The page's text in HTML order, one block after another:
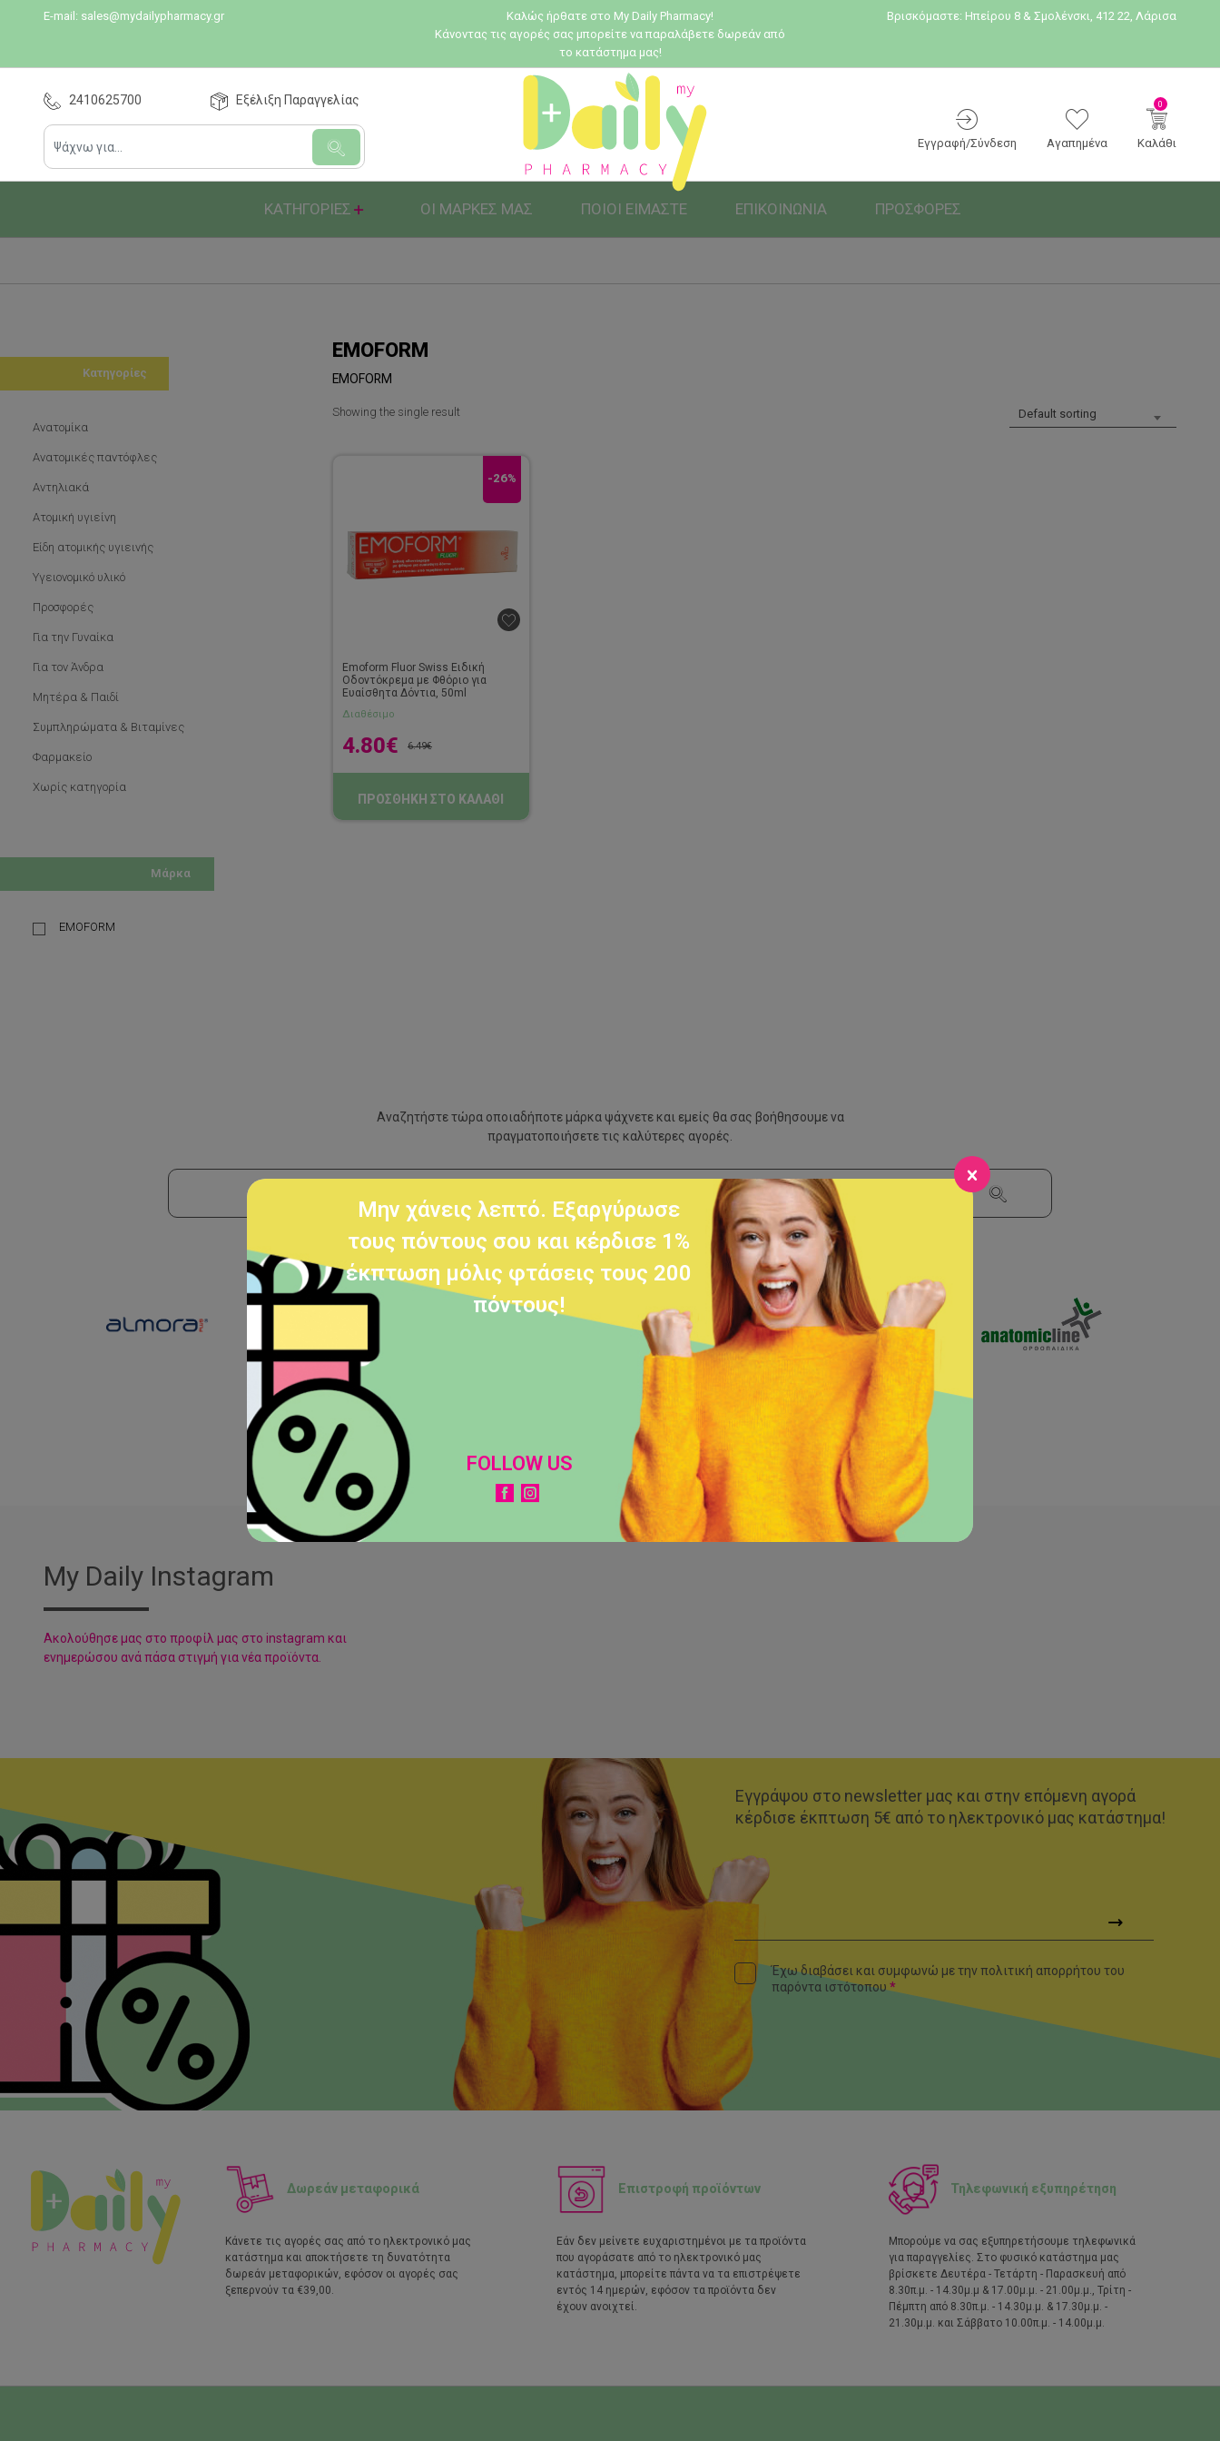
E-mail: sales@mydailypharmacy.gr
Καλώς ήρθατε στο My Daily Pharmacy!
Κάνοντας τις αγορές σας μπορείτε να παραλάβετε δωρεάν από
το κατάστημα μας!
Βρισκόμαστε: Ηπείρου 8 & Σμολένσκι, 412 22, Λάρισα
2410625700 Εξέλιξη Παραγγελίας
Εγγραφή/Σύνδεση Αγαπημένα
0
Καλάθι
ΚΑΤΗΓΟΡΙΕΣ ΟΙ ΜΑΡΚΕΣ ΜΑΣ ΠΟΙΟΙ ΕΙΜΑΣΤΕ ΕΠΙΚΟΙΝΩΝΙΑ ΠΡΟΣΦΟΡΕΣ
EMOFORM
EMOFORM
Showing the single result Default sorting
-26%
Emoform Fluor Swiss Ειδική
Οδοντόκρεμα με Φθόριο για
Ευαίσθητα Δόντια, 50ml
Διαθέσιμο
6.49€
4.80€
ΠΡΟΣΘΗΚΗ ΣΤΟ ΚΑΛΑΘΙ
Κατηγορίες
Ανατομίκα
Ανατομικές παντόφλες
Αντηλιακά
Ατομική υγιείνη
Είδη ατομικής υγιεινής
Υγειονομικό υλικό
Προσφορές
Για την Γυναίκα
Για τον Άνδρα
Μητέρα & Παιδί
Συμπληρώματα & Βιταμίνες
Φαρμακείο
Χωρίς κατηγορία
Μάρκα
EMOFORM
Αναζητήστε τώρα οποιαδήποτε μάρκα ψάχνετε και εμείς θα σας βοήθησουμε να
πραγματοποιήσετε τις καλύτερες αγορές.
My Daily Instagram
Aκολούθησε μας στο προφίλ μας στο instagram και
ενημερώσου ανά πάσα στιγμή για νέα προϊόντα.
Εγγράψου στο newsletter μας και στην επόμενη αγορά
κέρδισε έκπτωση 5€ από το ηλεκτρονικό μας κατάστημα!
Έχω διαβάσει και συμφωνώ με την πολιτική απορρήτου του
παρόντα ιστότοπου*
Δωρεάν μεταφορικά
Κάνετε τις αγορές σας από το ηλεκτρονικό μας
κατάστημα και αποκτήσετε τη δυνατότητα
δωρεάν μεταφορικών, εφόσον οι αγορές σας
ξεπερνούν τα €39,00.
Επιστροφή προϊόντων
Εάν δεν μείνετε ευχαριστημένοι με τα προϊόντα
που αγοράσατε από το ηλεκτρονικό μας
κατάστημα, μπορείτε πάντα να τα επιστρέψετε
εντός 14 ημερών, εφόσον τα προϊόντα δεν
έχουν ανοιχτεί.
Τηλεφωνική εξυπηρέτηση
Μπορούμε να σας εξυπηρετήσουμε τηλεφωνικά
για παραγγελίες. Στο φυσικό κατάστημα μας
βρίσκετε Δευτέρα - Τετάρτη - Παρασκευή από
8.30π.μ. - 14.30μ.μ & 17.00μ.μ. - 21.00μ.μ., Τρίτη -
Πέμπτη από 8.30π.μ. - 14.30μ.μ. & 17.30μ.μ. -
21.30μ.μ. και Σάββατο 10.00π.μ. - 14.00μ.μ.
Μην χάνεις λεπτό. Εξαργύρωσε
τους πόντους σου και κέρδισε 1%
έκπτωση μόλις φτάσεις τους 200
πόντους!
FOLLOW US